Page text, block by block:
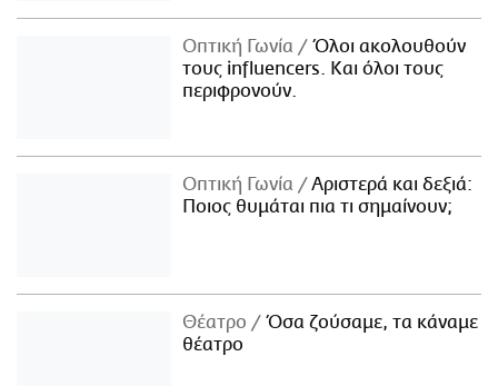
Οπτική Γωνία
Όλοι ακολουθούν
τους influencers. Και όλοι τους
περιφρονούν.
Οπτική Γωνία
Αριστερά και δεξιά:
Ποιος θυμάται πια τι σημαίνουν;
Θέατρο
Όσα ζούσαμε, τα κάναμε
θέατρο